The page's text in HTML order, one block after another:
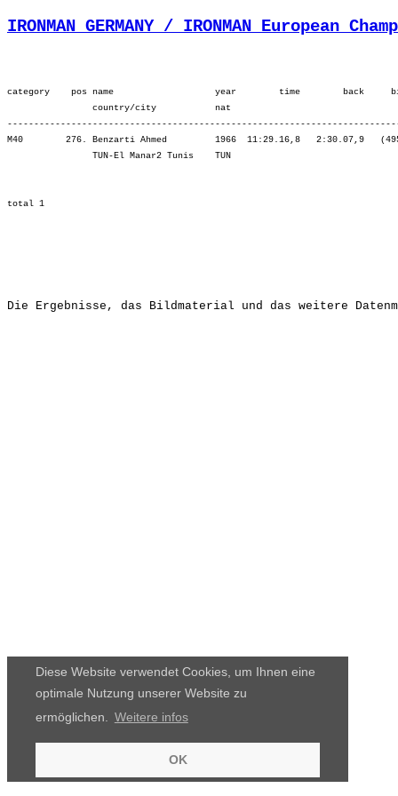
Diese Website verwendet Cookies, um Ihnen eine
optimale Nutzung unserer Website zu
ermöglichen.
Weitere infos
OK
IRONMAN GERMANY / IRONMAN European
category    pos name                   year        time        back
                country/city           nat
M40        276. Benzarti Ahmed         1966  11:29.16,8   2:30.07,9
TUN-El Manar2 Tunis    TUN
Die Ergebnisse, das Bildmaterial und das weitere